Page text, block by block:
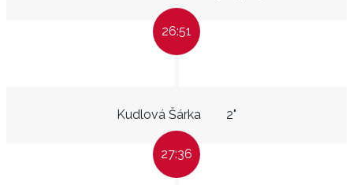
26:51
Kudlová Šárka 2"
27:36